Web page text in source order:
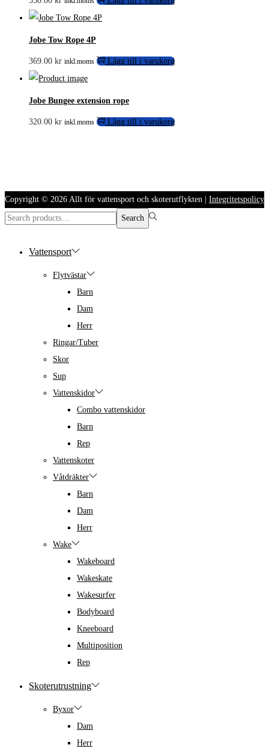
Jobe Tow Rope 4P
369.00 kr inkl.moms Lägg till i varukorg
Jobe Bungee extension rope
320.00 kr inkl.moms Lägg till i varukorg
Copyright © 2026 Allt för vattensport och skoterutflykten
Integritetspolicy
Search
Search
Vattensport
Flytvästar
Barn
Dam
Herr
Ringar/Tuber
Skor
Sup
Vattenskidor
Combo vattenskidor
Barn
Rep
Vattenskoter
Våtdräkter
Barn
Dam
Herr
Wake
Wakeboard
Wakeskate
Wakesurfer
Bodyboard
Kneeboard
Multiposition
Rep
Skoterutrustning
Byxor
Dam
Herr